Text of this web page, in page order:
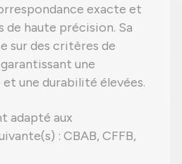
exacte et
haute précision. Sa
sur des critères de
une
une durabilité élevées.
adapté aux
: CBAB, CFFB,